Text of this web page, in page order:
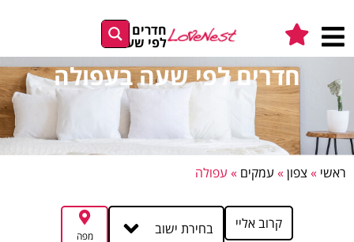
חדרים
לפי שעה
חדרים לפי שעה בעפולה
ראשי » צפון » עמקים » עפולה
קרוב אליי בחירת ישוב מפה